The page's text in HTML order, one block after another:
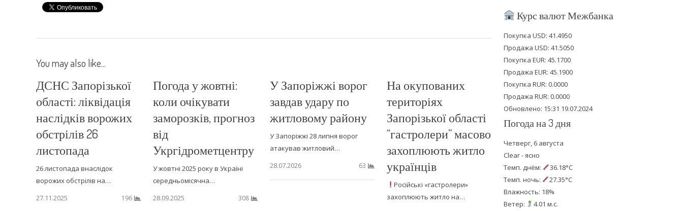
You may also like...
ДСНС Запорізької
області: ліквідація
наслідків ворожих
обстрілів 26
листопада
26 листопада внаслідок
ворожих обстрілів на…
27.11.2025
196
Погода у жовтні:
коли очікувати
заморозків, прогноз
від
Укргідрометцентру
У жовтні 2025 року в Україні
середньомісячна…
28.09.2025
308
У Запоріжжі ворог
завдав удару по
житловому району
У Запоріжжі 28 липня ворог
атакував житловий…
28.07.2026
63
На окупованих
територіях
Запорізької області
“гастролери” масово
захоплюють житло
українців
Російські «гастролери»
захоплюють житло на…
i
t
e
r
c
b
o
o
k
u
u
b
e
Курс валют Межбанка
Покупка USD: 41.4950
Продажа USD: 41.5050
Покупка EUR: 45.1700
Продажа EUR: 45.1900
Покупка RUR: 0.0000
Продажа RUR: 0.0000
Обновлено: 15:31 19.07.2024
Погода на 3 дня
Четверг, 6 августа
Clear - ясно
Темп. днём:
36.18°C
Темп. ночь:
27.35°C
Влажность: 18%
Ветер:
4.01 м.с.